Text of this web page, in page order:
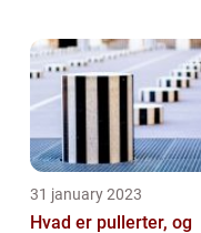
31 january 2023
Hvad er pullerter, og